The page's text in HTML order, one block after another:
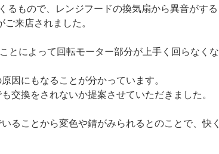
るもので、レンジフードの換気扇から異音がする
来店されました。
とによって回転モーター部分が上手く回らなくな
因にもなることが分かっています。
交換をされないか提案させていただきました。
ることから変色や錆がみられるとのことで、快く